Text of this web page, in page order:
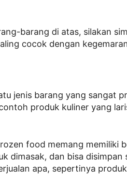
barang di atas, silakan
cocok dengan
jenis barang yang sangat
produk kuliner yang
food memang memiliki
dimasak, dan bisa disimpan
apa, sepertinya